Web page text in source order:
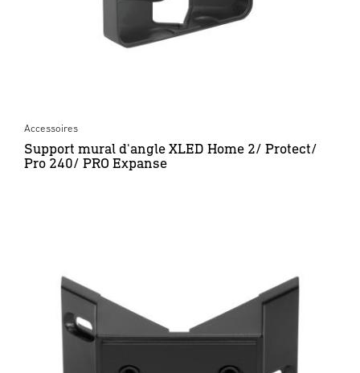
Accessoires
Support mural d'angle XLED Home 2/ Protect/
Pro 240/ PRO Expanse